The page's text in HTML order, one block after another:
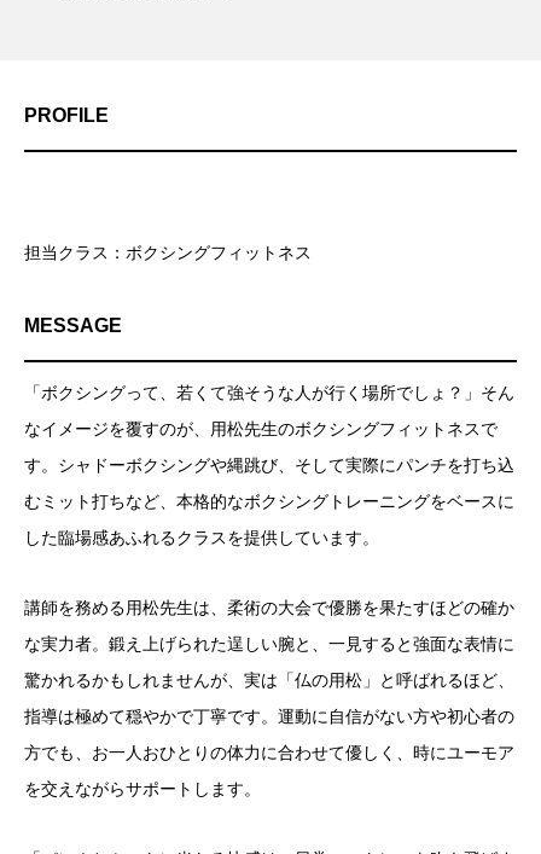
PROFILE
担当クラス：ボクシングフィットネス
MESSAGE
「ボクシングって、若くて強そうな人が行く場所でしょ？」そん
なイメージを覆すのが、用松先生のボクシングフィットネスで
す。シャドーボクシングや縄跳び、そして実際にパンチを打ち込
むミット打ちなど、本格的なボクシングトレーニングをベースに
した臨場感あふれるクラスを提供しています。
講師を務める用松先生は、柔術の大会で優勝を果たすほどの確か
な実力者。鍛え上げられた逞しい腕と、一見すると強面な表情に
驚かれるかもしれませんが、実は「仏の用松」と呼ばれるほど、
指導は極めて穏やかで丁寧です。運動に自信がない方や初心者の
方でも、お一人おひとりの体力に合わせて優しく、時にユーモア
を交えながらサポートします。